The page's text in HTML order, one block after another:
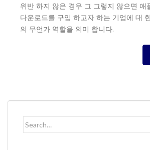
위반 하지 않은 경우 그 그렇지 않으면 애
다운로드를 구입 하고자 하는 기업에 대
의 무언가 역할을 의미 합니다.
Search